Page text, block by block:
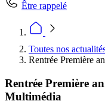
Être rappelé
Toutes nos
Rentrée Première
Rentrée Première
Multimédia